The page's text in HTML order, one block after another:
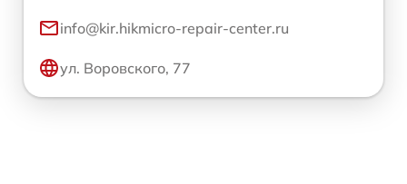
info@kir.hikmicro-repair-center.ru
ул. Воровского, 77